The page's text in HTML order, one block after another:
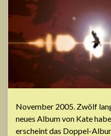
November 2005. Zwölf
neues Album von Kate
erscheint das Doppel-